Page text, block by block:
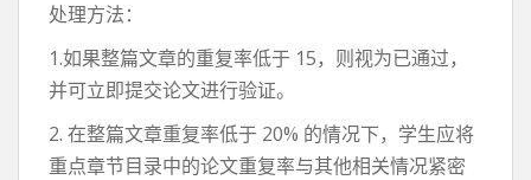
处理方法：
1.如果整篇文章的重复率低于 15，则视为已通过，
并可立即提交论文进行验证。
2. 在整篇文章重复率低于 20% 的情况下，学生应将
重点章节目录中的论文重复率与其他相关情况紧密